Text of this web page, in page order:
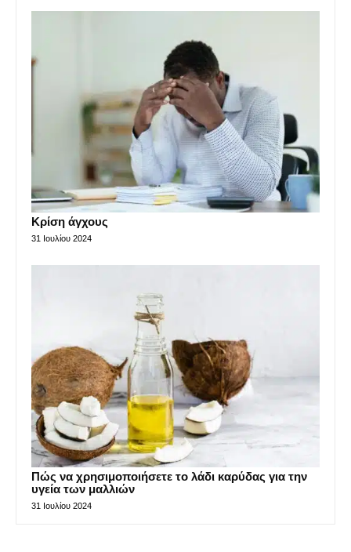
Κρίση άγχους
31 Ιουλίου 2024
Πώς να χρησιμοποιήσετε το λάδι καρύδας για την
υγεία των μαλλιών
31 Ιουλίου 2024